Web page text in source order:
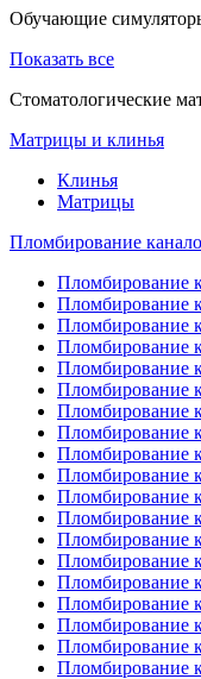
Обучающие
Показать все
Стоматологические
Матрицы и клинья
Клинья
Матрицы
Пломбирование
Пломбирование
Пломбирование
Пломбирование
Пломбирование
Пломбирование
Пломбирование
Пломбирование
Пломбирование
Пломбирование
Пломбирование
Пломбирование
Пломбирование
Пломбирование
Пломбирование
Пломбирование
Пломбирование
Пломбирование
Пломбирование
Пломбирование